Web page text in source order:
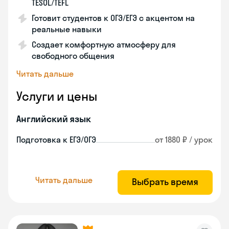
TESOL/TEFL
Готовит студентов к ОГЭ/ЕГЭ с акцентом на
реальные навыки
Создает комфортную атмосферу для
свободного общения
Читать дальше
Услуги и цены
Английский язык
Подготовка к ЕГЭ/ОГЭ от 1880 ₽ / урок
Читать дальше Выбрать время